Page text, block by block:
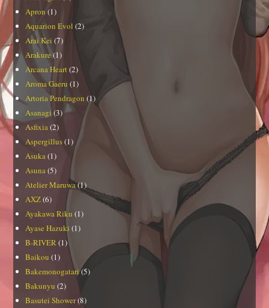
Apron (1)
Aquarion Evol (2)
Arai Kei (7)
Arakure (1)
Arcana Heart (2)
Aroma Gaeru (1)
Artoria Pendragon (1)
Asanagi (3)
Asfixia (2)
Aspergillus(1)
Asuka (1)
Asuna (5)
Atelier Maruwa(1)
AXZ(6)
Ayakawa Riku (1)
Ayase Hazuki (1)
B-RIVER (1)
Baikou (1)
Bakemonogatari(5)
Bakunyu (2)
Basutei Shower(8)